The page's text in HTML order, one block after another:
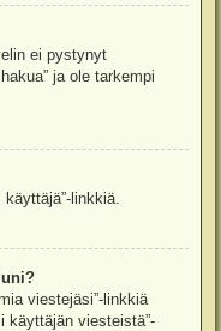
ei pystynyt
ja ole tarkempi
linkkiä.
viestejäsi”-linkkiä
käyttäjän viesteistä”-